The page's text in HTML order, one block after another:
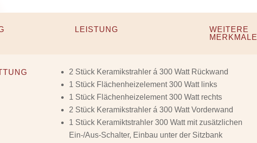
LEISTUNG
WEITERE
MERKMALE
2 Stück Keramikstrahler á 300 Watt Rückwand
1 Stück Flächenheizelement 300 Watt links
1 Stück Flächenheizelement 300 Watt rechts
2 Stück Keramikstrahler á 300 Watt Vorderwand
1 Stück Keramiktstrahler 300 Watt mit zusätzlichen
Ein-/Aus-Schalter, Einbau unter der Sitzbank